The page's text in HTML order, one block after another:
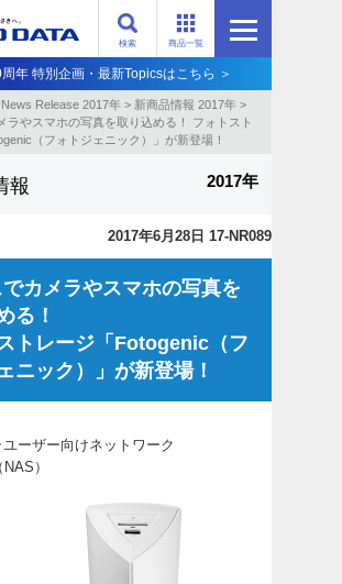
商品一覧
検索
年 特別企画・最新Topicsはこちら ＞
Release 2017年 > 新商品情報 2017年 >
ラやスマホの写真を取り込める！ フォトスト
（フォトジェニック）」が新登場！
報 2017年
2017年6月28日 17-NR089
カメラやスマホの写真を
る！
トレージ「Fotogenic（フ
ニック）」が新登場！
ユーザー向けネットワーク
）